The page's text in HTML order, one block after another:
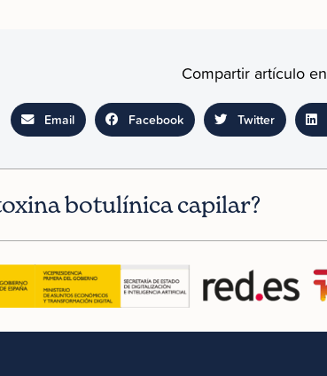
Compartir artículo
Email Facebook Twitter
botulínica capilar?